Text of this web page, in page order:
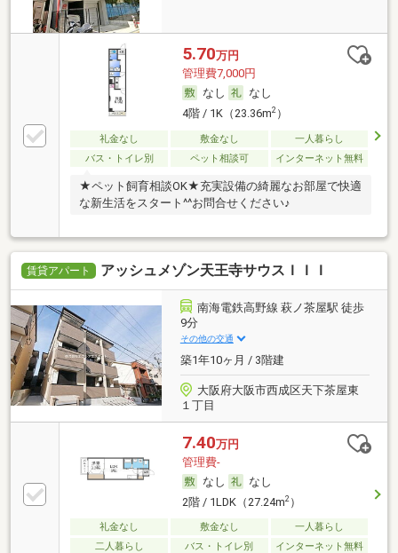
5.70万円
管理費7,000円
なし
なし
4階 / 1K（23.36m2）
礼金なし 敷金なし
一人暮らし
バス・トイレ別
ペット相談可 インターネット無料
★ペット飼育相談OK★充実設備の綺麗なお部屋で快適
な新生活をスタート^^お問合せください♪
賃貸アパート アッシュメゾン天王寺サウスＩＩＩ
南海電鉄高野線 萩ノ茶屋駅 徒歩
9分
その他の交通
築1年10ヶ月 / 3階建
大阪府大阪市西成区天下茶屋東
１丁目
7.40万円
管理費-
なし
なし
2階 / 1LDK（27.24m2）
礼金なし 敷金なし
一人暮らし
二人暮らし
バス・トイレ別 インターネット無料